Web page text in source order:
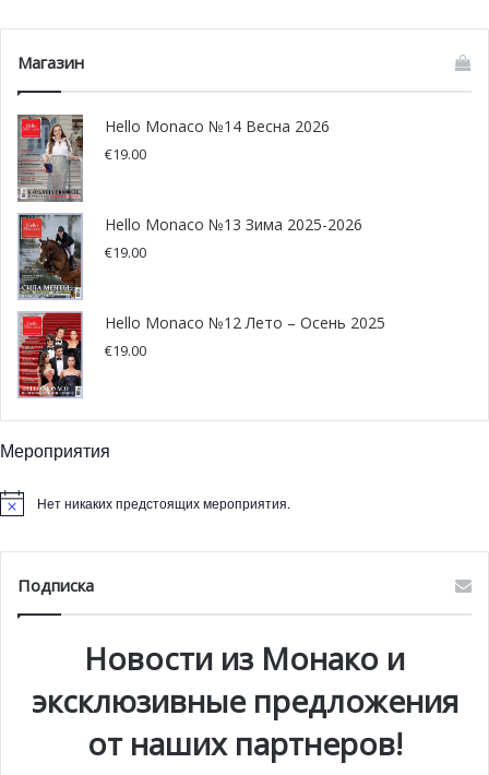
Магазин
Hello Monaco №14 Весна 2026
€19.00
Hello Monaco №13 Зима 2025-2026
€19.00
Hello Monaco №12 Лето – Осень 2025
€19.00
Мероприятия
Нет никаких предстоящих мероприятия.
Подписка
Новости из Монако и
эксклюзивные предложения
от наших партнеров!